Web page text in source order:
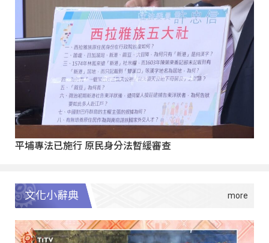
平埔專法已施行 原民身分法暫緩審查
文化小辭典